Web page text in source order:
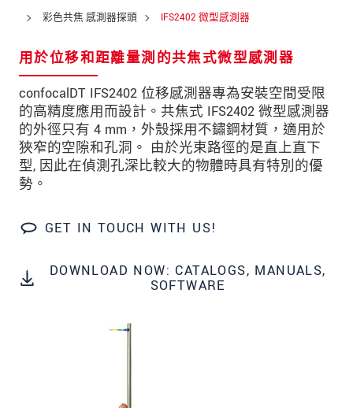
彩色共焦 感測器探頭
IFS2402 微型感測器
用於位移和距離量測的共焦式微型感測器
confocalDT IFS2402 位移感測器專為安裝空間受限
的高精度應用而設計。共焦式 IFS2402 微型感測器
的外徑只有 4 mm，外殼採用不鏽鋼材質，適用於
狹窄的空隙和孔洞。 由於光束路徑的是直上直下
型, 因此在偵測孔深比較大的物體時具有特別的優
勢。
GET IN TOUCH WITH US!
DOWNLOAD NOW: CATALOGS, MANUALS,
SOFTWARE
* 必填資訊
我們謹慎的保護客戶個資，詳見
確認寄出